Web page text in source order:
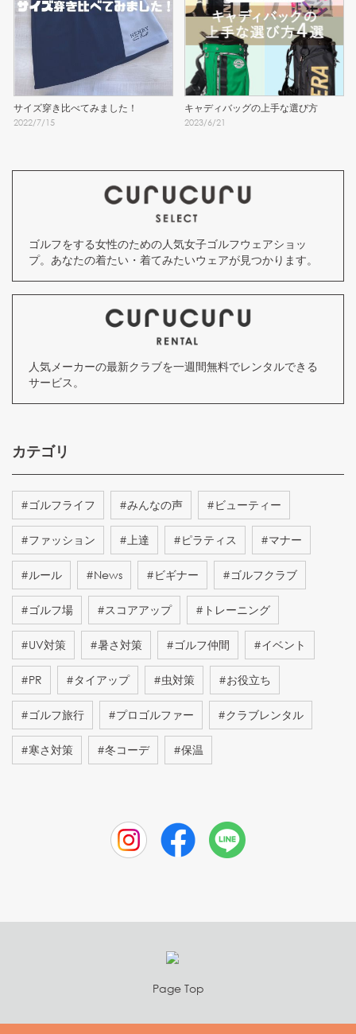
サイズ穿き比べてみました！
2022/7/15
キャディバッグの上手な選び方
2023/6/21
ゴルフをする女性のための人気女子ゴルフウェアショッ
プ。あなたの着たい・着てみたいウェアが見つかります。
人気メーカーの最新クラブを一週間無料でレンタルできる
サービス。
カテゴリ
#ゴルフライフ #みんなの声 #ビューティー
#ファッション #上達 #ピラティス #マナー
#ルール #News #ビギナー #ゴルフクラブ
#ゴルフ場 #スコアアップ # トレーニング
#UV対策 #暑さ対策 #ゴルフ仲間 #イベント
#PR #タイアップ #虫対策 #お役立ち
#ゴルフ旅行 #プロゴルファー #クラブレンタル
#寒さ対策 #冬コーデ #保温
Page Top